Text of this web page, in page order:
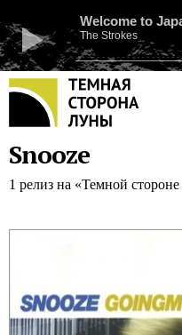
Welcome to
The Strokes
Snooze
1 релиз на «Темной